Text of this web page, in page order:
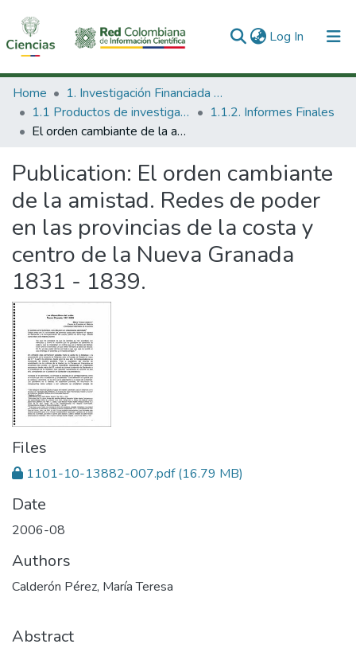
Log In (current)
Communities & Collections
All of DSpace
Home
1. Investigación Financiada con Recursos Públicos
1.1 Productos de investigación
1.1.2. Informes Finales
El orden cambiante de la amistad. Redes de poder en las provincias de la costa y centro de la Nueva Granada 1831 - 1839.
Publication: El orden cambiante
de la amistad. Redes de poder
en las provincias de la costa y
centro de la Nueva Granada
1831 - 1839.
Files
1101-10-13882-007.pdf(16.79 MB)
Date
2006-08
Authors
Calderón Pérez, María Teresa
Abstract